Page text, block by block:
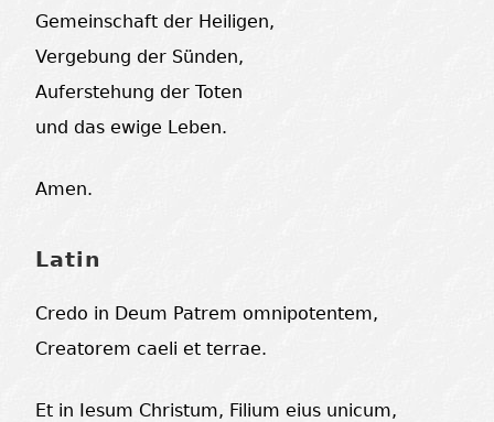
Gemeinschaft der Heiligen,
Vergebung der Sünden,
Auferstehung der Toten
und das ewige Leben.
Amen.
Latin
Credo in Deum Patrem omnipotentem,
Creatorem caeli et terrae.
Et in Iesum Christum, Filium eius unicum,